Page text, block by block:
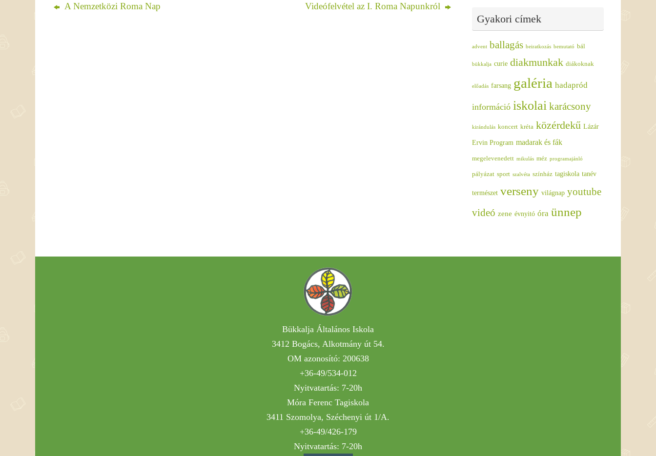
A Nemzetközi Roma Nap Videófelvétel az I. Roma Napunkról
Gyakori címek
advent ballagás beiratkozás bemutató bál
bükkalja curie diakmunkak diákoknak
előadás farsang galéria hadapród
információ iskolai karácsony
kirándulás koncert kréta közérdekű Lázár
Ervin Program madarak és fák
megelevenedett mikulás méz programajánló
pályázat sport szalvéta színház tagiskola tanév
természet verseny világnap youtube
videó zene évnyitó óra ünnep
Bükkalja Általános Iskola
3412 Bogács, Alkotmány út 54.
OM azonosító: 200638
+36-49/534-012
Nyitvatartás: 7-20h
Móra Ferenc Tagiskola
3411 Szomolya, Széchenyi út 1/A.
+36-49/426-179
Nyitvatartás: 7-20h